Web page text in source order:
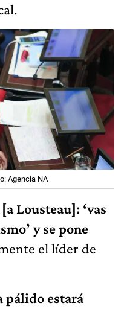
Agencia NA
Lousteau]: ‘vas
y se pone
el líder de
pálido estará